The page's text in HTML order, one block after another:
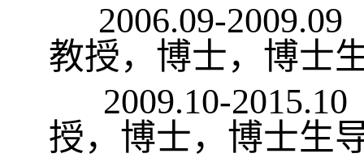
2006.09-
教授，博士，博士
2009.10-
授，博士，博士生